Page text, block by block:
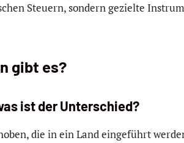
Steuern, sondern gezielte
gibt es?
ist der Unterschied?
die in ein Land eingeführt